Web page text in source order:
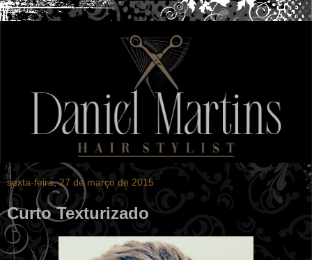
sexta-feira, 27 de março de 2015
Curto Texturizado